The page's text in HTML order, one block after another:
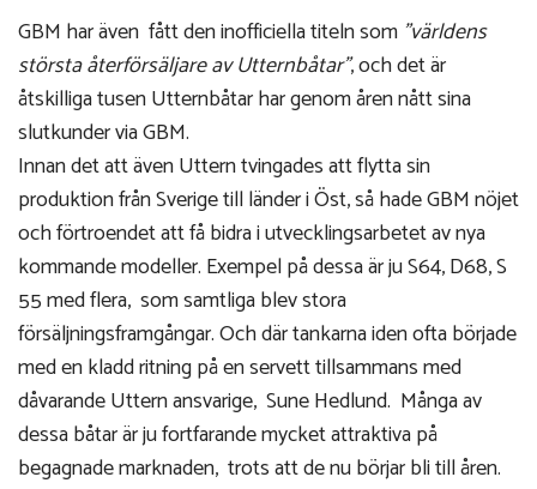
GBM har även fått den inofficiella titeln som "världens
största återförsäljare av Utternbåtar", och det är
åtskilliga tusen Utternbåtar har genom åren nått sina
slutkunder via GBM.
Innan det att även Uttern tvingades att flytta sin
produktion från Sverige till länder i Öst, så hade GBM nöjet
och förtroendet att få bidra i utvecklingsarbetet av nya
kommande modeller. Exempel på dessa är ju S64, D68, S
55 med flera, som samtliga blev stora
försäljningsframgångar. Och där tankarna iden ofta började
med en kladd ritning på en servett tillsammans med
dåvarande Uttern ansvarige, Sune Hedlund. Många av
dessa båtar är ju fortfarande mycket attraktiva på
begagnade marknaden, trots att de nu börjar bli till åren.